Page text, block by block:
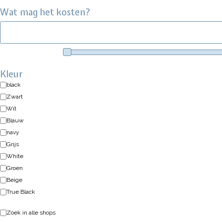
Wat mag het kosten?
Kleur
black
Zwart
Wit
Blauw
navy
Grijs
White
Groen
Beige
True Black
Zoek in alle shops